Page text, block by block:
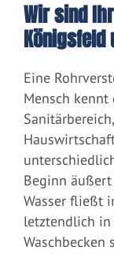
Wir sind
Königsfeld
Eine
Mensch
Beginn
Wasser fließt
letztendlich in
Waschbecken